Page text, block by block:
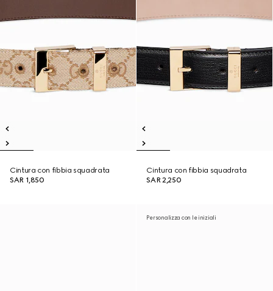
Cintura con fibbia squadrata
SAR 1,850
Cintura con fibbia squadrata
SAR 2,250
Personalizza con le iniziali